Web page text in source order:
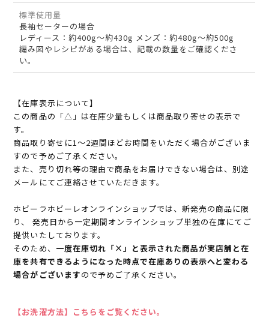
標準使用量
長袖セーターの場合
レディース：約400g～約430g メンズ：約480g～約500g
編み図やレシピがある場合は、記載の数量をご確認くださ
い。
【在庫表示について】
この商品の「△」は在庫少量もしくは商品取り寄せの表示で
す。
商品取り寄せに1～2週間ほどお時間をいただく場合がございま
すので予めご了承ください。
また、売り切れ等の理由で商品をお届けできない場合は、別途
メールにてご連絡させていただきます。
ホビーラホビーレオンラインショップでは、新発売の商品に限
り、 発売日から一定期間オンラインショップ単独の在庫にてご
提供いたしております。
そのため、 一度在庫切れ「×」と表示された商品が実店舗と在
庫を共有できるようになった時点で在庫ありの表示へと変わる
場合がございますので予めご了承ください。
【お洗濯方法】こちらをご覧ください。